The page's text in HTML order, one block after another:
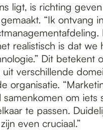
ligt, is richting
“Ik ontvang
realistisch is dat we
Dit betekent
verschillende
organisatie.
om iets
te passen.
even cruciaal.”